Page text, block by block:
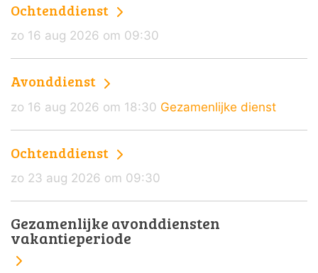
Ochtenddienst
zo 16 aug 2026 om 09:30
Avonddienst
zo 16 aug 2026 om 18:30 Gezamenlijke dienst
Ochtenddienst
zo 23 aug 2026 om 09:30
Gezamenlijke avonddiensten
vakantieperiode